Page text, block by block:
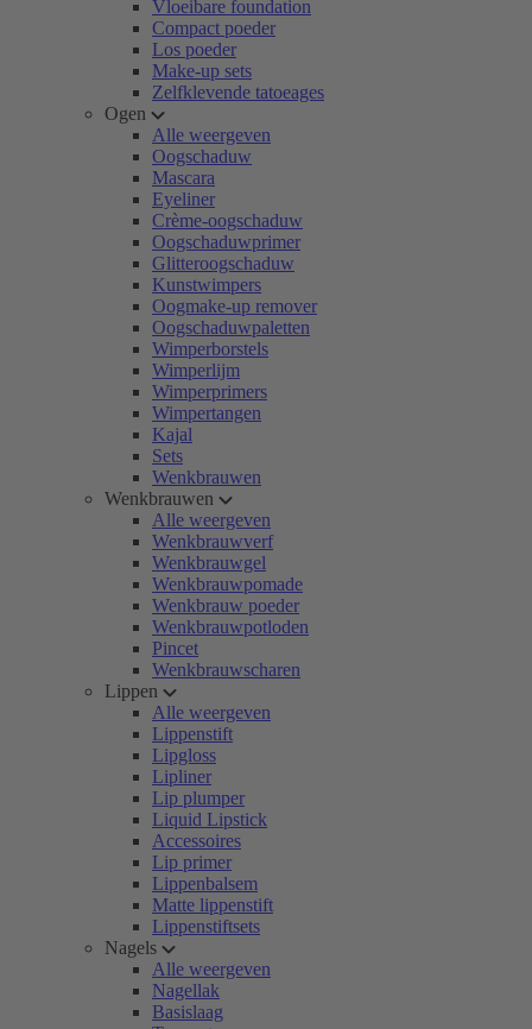
Vloeibare foundation
Compact poeder
Los poeder
Make-up sets
Zelfklevende tatoeages
Ogen
Alle weergeven
Oogschaduw
Mascara
Eyeliner
Crème-oogschaduw
Oogschaduwprimer
Glitteroogschaduw
Kunstwimpers
Oogmake-up remover
Oogschaduwpaletten
Wimperborstels
Wimperlijm
Wimperprimers
Wimpertangen
Kajal
Sets
Wenkbrauwen
Wenkbrauwen
Alle weergeven
Wenkbrauwverf
Wenkbrauwgel
Wenkbrauwpomade
Wenkbrauw poeder
Wenkbrauwpotloden
Pincet
Wenkbrauwscharen
Lippen
Alle weergeven
Lippenstift
Lipgloss
Lipliner
Lip plumper
Liquid Lipstick
Accessoires
Lip primer
Lippenbalsem
Matte lippenstift
Lippenstiftsets
Nagels
Alle weergeven
Nagellak
Basislaag